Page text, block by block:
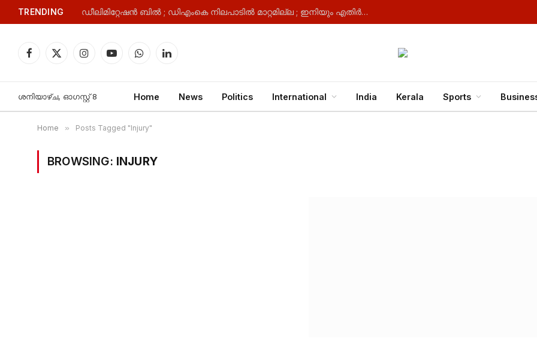
TRENDING ഡീലിമിറ്റേഷൻ ബിൽ ; ഡിഎംകെ നിലപാടിൽ മാറ്റമില്ല ; ഇനിയും എതിർക്കുമെന്ന് ഉദയനിധി സ്റ്റാലിൻ
Facebook
X
InstagramYouTubeWhatsAppLinkedIn
ശനിയാഴ്‌ച, ഓഗസ്റ്റ്‌ 8 Home News Politics International India Kerala Sports
Home » Posts Tagged "Injury"
BROWSING: INJURY